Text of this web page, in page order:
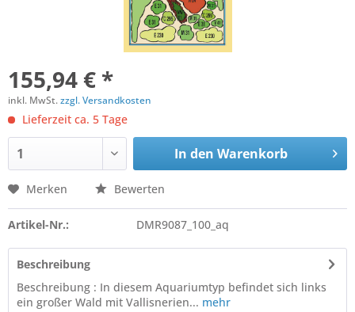
155,94 € *
inkl. MwSt.zzgl. Versandkosten
Lieferzeit ca. 5 Tage
In den Warenkorb
Merken Bewerten
Artikel-Nr.: DMR9087_100_aq
Beschreibung
Beschreibung : In diesem Aquariumtyp befindet sich links
ein großer Wald mit Vallisnerien... mehr